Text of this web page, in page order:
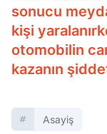
sonucu
kişi
otomobilin
kazanın
Asayiş